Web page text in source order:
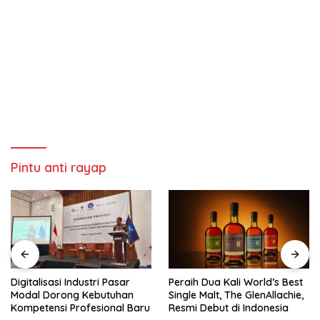
Pintu anti rayap
Digitalisasi Industri Pasar
Modal Dorong Kebutuhan
Kompetensi Profesional Baru
Peraih Dua Kali World’s Best
Single Malt, The GlenAllachie,
Resmi Debut di Indonesia